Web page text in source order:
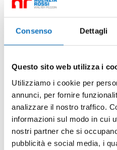
Consenso Dettagli
Questo sito web utilizza i
Utilizziamo i cookie per
annunci, per fornire
analizzare il nostro traffico.
informazioni sul modo in cui
nostri partner che si
pubblicità e social media, i
Amare 502
Richiedi prezzo
1 1 45 mq